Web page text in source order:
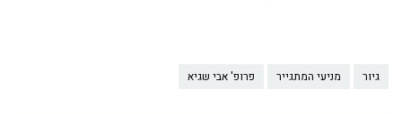
גיור מניעי המתגייר פרופ' אבי שגיא